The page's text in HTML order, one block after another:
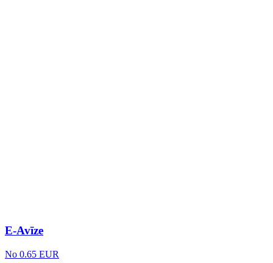
E-Avīze
No 0.65 EUR